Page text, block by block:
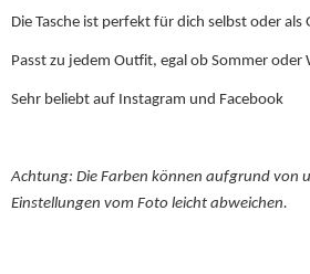
Die Tasche ist perfekt für dich selbst oder als
Passt zu jedem Outfit, egal ob Sommer oder
Sehr beliebt auf Instagram und Facebook
Achtung: Die Farben können aufgrund von
Einstellungen vom Foto leicht abweichen.